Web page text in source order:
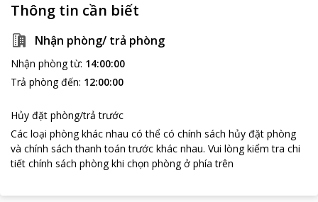
Thông tin cần biết
Nhận phòng/ trả phòng
Nhận phòng từ: 14:00:00
Trả phòng đến: 12:00:00
Hủy đặt phòng/trả trước
Các loại phòng khác nhau có thể có chính sách hủy đặt phòng
và chính sách thanh toán trước khác nhau. Vui lòng kiểm tra chi
tiết chính sách phòng khi chọn phòng ở phía trên